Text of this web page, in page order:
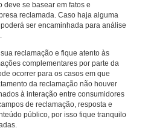
deve se basear em fatos e
reclamada. Caso haja alguma
ser encaminhada para análise
reclamação e fique atento às
complementares por parte da
ocorrer para os casos em que
da reclamação não houver
à interação entre consumidores
de reclamação, resposta e
público, por isso fique tranquilo